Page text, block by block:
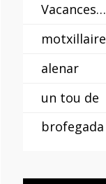
Vacances…
motxillaire
alenar
un tou de
brofegada